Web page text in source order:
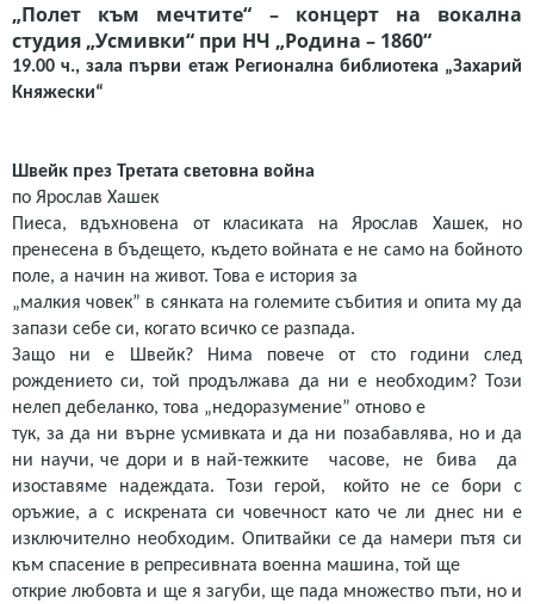
„Полет към мечтите“ – концерт на вокална
студия „Усмивки“ при НЧ „Родина – 1860“
19.00 ч., зала първи етаж Регионална библиотека „Захарий
Княжески“
Швейк през Третата световна война
по Ярослав Хашек
Пиеса, вдъхновена от класиката на Ярослав Хашек, но
пренесена в бъдещето, където войната е не само на бойното
поле, а начин на живот. Това е история за
„малкия човек” в сянката на големите събития и опита му да
запази себе си, когато всичко се разпада.
Защо ни е Швейк? Нима повече от сто години след
рождението си, той продължава да ни е необходим? Този
нелеп дебеланко, това „недоразумение” отново е
тук, за да ни върне усмивката и да ни позабавлява, но и да
ни научи, че дори и в най-тежките часове, не бива да
изоставяме надеждата. Този герой, който не се бори с
оръжие, а с искрената си човечност като че ли днес ни е
изключително необходим. Опитвайки се да намери пътя си
към спасение в репресивната военна машина, той ще
открие любовта и ще я загуби, ще пада множество пъти, но и